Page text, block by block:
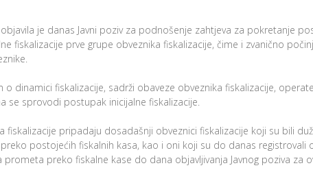
je danas Javni poziv za podnošenje zahtjeva za pokretanje
fiskalizacije prve grupe obveznika fiskalizacije, čime i zvanično
o dinamici fiskalizacije, sadrži obaveze obveznika fiskalizacije,
se sprovodi postupak inicijalne fiskalizacije.
fiskalizacije pripadaju dosadašnji obveznici fiskalizacije koji su bili
postojećih fiskalnih kasa, kao i oni koji su do danas registrovali
preko fiskalne kase do dana objavljivanja Javnog poziva za